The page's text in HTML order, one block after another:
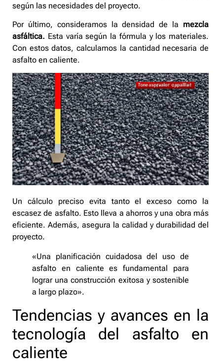
según las necesidades del proyecto.
Por último, consideramos la densidad de la mezcla
asfáltica. Esta varía según la fórmula y los materiales.
Con estos datos, calculamos la cantidad necesaria de
asfalto en caliente.
Un cálculo preciso evita tanto el exceso como la
escasez de asfalto. Esto lleva a ahorros y una obra más
eficiente. Además, asegura la calidad y durabilidad del
proyecto.
«Una planificación cuidadosa del uso de
asfalto en caliente es fundamental para
lograr una construcción exitosa y sostenible
a largo plazo».
Tendencias y avances en la
tecnología del asfalto en
caliente